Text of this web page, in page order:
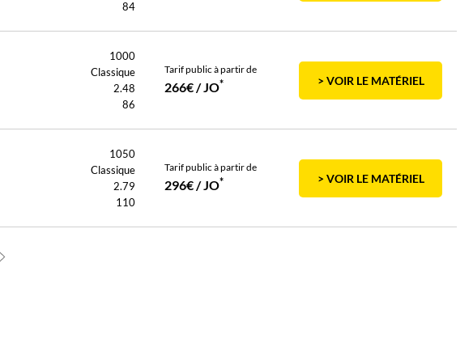
84
Tarif public à partir de
266€ / JO*
1000
Classique
2.48
86
> VOIR LE MATÉRIEL
Tarif public à partir de
296€ / JO*
1050
Classique
2.79
110
> VOIR LE MATÉRIEL